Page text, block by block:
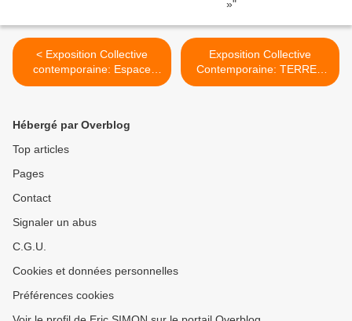
< Exposition Collective
contemporaine: Espace
Oblique
Exposition Collective
Contemporaine: TERRES
DE FEMMES >
Hébergé par Overblog
Top articles
Pages
Contact
Signaler un abus
C.G.U.
Cookies et données personnelles
Préférences cookies